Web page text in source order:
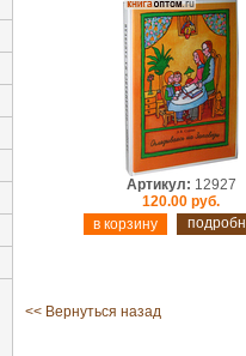
Артикул: 12927
120.00 руб.
<< Вернуться назад